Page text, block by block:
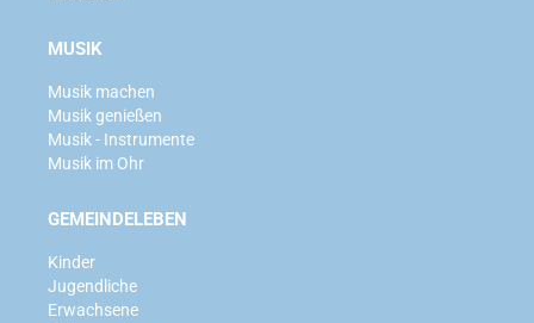
MUSIK
Musik machen
Musik genießen
Musik - Instrumente
Musik im Ohr
GEMEINDELEBEN
Kinder
Jugendliche
Erwachsene